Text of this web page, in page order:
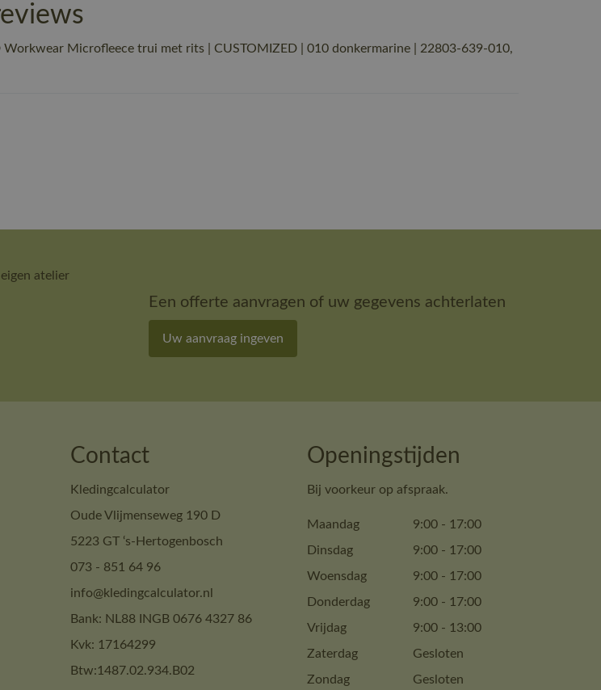
Microfleece trui met rits | CUSTOMIZED | 010 donkermarine | 22803-639-010,
atelier
Een offerte aanvragen of uw gegevens achterlaten
Uw aanvraag ingeven
Contact
Kledingcalculator
Oude Vlijmenseweg 190 D
5223 GT ‘s-Hertogenbosch
073 - 851 64 96
info@kledingcalculator.nl
Bank: NL88 INGB 0676 4327 86
Kvk: 17164299
Btw:1487.02.934.B02
Openingstijden
Bij voorkeur op afspraak.
Maandag 9:00 - 17:00
Dinsdag
9:00 - 17:00
Woensdag
9:00 - 17:00
Donderdag
9:00 - 17:00
Vrijdag
9:00 - 13:00
Zaterdag
Gesloten
Zondag
Gesloten